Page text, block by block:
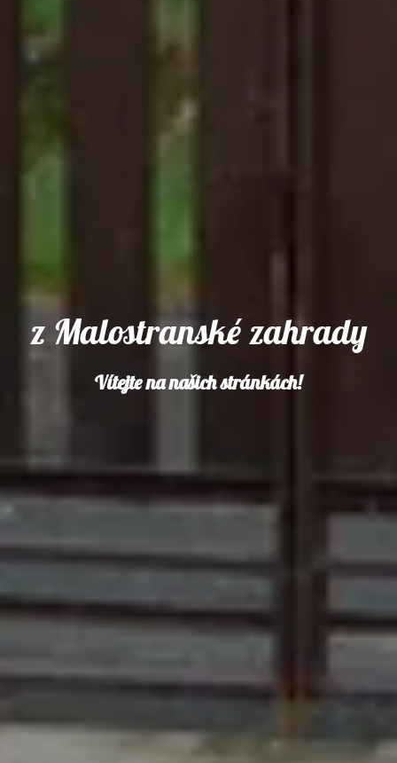
z Malostranské zahrady
Vítejte na našich stránkách!